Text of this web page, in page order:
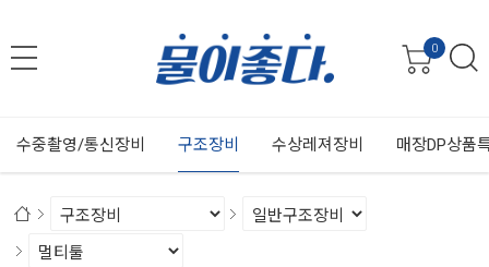
0
수중촬영/통신장비 구조장비 수상레져장비 매장DP상품